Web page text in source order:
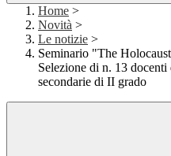
Home >
Novità >
Le notizie >
Seminario "The
Selezione di n. 13
secondarie di II grado